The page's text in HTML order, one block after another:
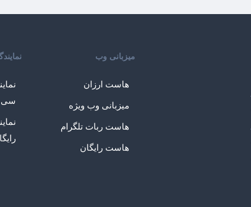
میزبانی وب
هاست ارزان
میزبانی وب ویژه
هاست ربات تلگرام
هاست رایگان
سی